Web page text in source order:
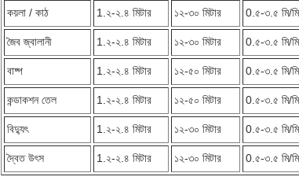
কয়লা / কাঠ 1.২-২.৪ মিটার ১২-৩০ মিটার 0.৫-৩.৫ মি/
জৈব জ্বালানী 1.২-২.৪ মিটার ১২-৩০ মিটার 0.৫-৩.৫ মি/
বাষ্প 1.২-২.৪ মিটার ১২-৫০ মিটার 0.৫-৩.৫ মি/
কন্ডাকশন তেল 1.২-২.৪ মিটার ১২-৫০ মিটার 0.৫-৩.৫ মি/
বিদ্যুৎ 1.২-২.৪ মিটার ১২-৩০ মিটার 0.৫-৩.৫ মি/
দ্বৈত উৎস 1.২-২.৪ মিটার ১২-৩০ মিটার 0.৫-৩.৫ মি/